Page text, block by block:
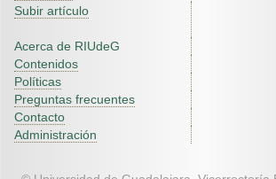
Subir artículo
Acerca de RIUdeG
Contenidos
Políticas
Preguntas frecuentes
Contacto
Administración